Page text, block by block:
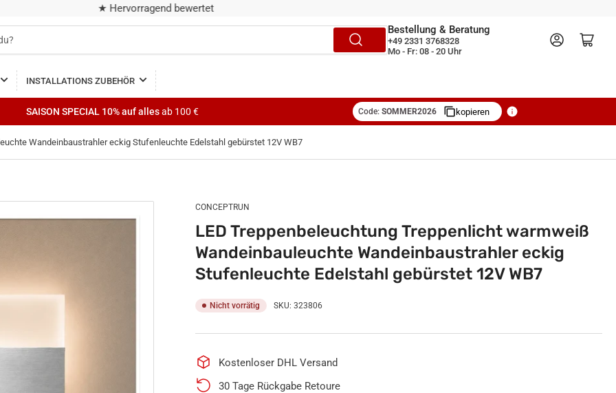
★ Hervorragend bewertet
Bestellung & Beratung
+49 2331 3768328
Mo - Fr: 08 - 20 Uhr
AnmeldenMini-Warenkorb öffnen
INSTALLATIONS ZUBEHÖR
SAISON SPECIAL 10% auf allesab 100 € Code: SOMMER2026 kopieren
Wandeinbaustrahler eckig Stufenleuchte Edelstahl gebürstet 12V WB7
CONCEPTRUN
LED Treppenbeleuchtung Treppenlicht warmweiß
Wandeinbauleuchte Wandeinbaustrahler eckig
Stufenleuchte Edelstahl gebürstet 12V WB7
Nicht vorrätig SKU: 323806
Kostenloser DHL Versand
30 Tage Rückgabe Retoure